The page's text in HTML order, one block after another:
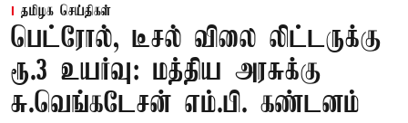
தமிழக செய்திகள்
பெட்ரோல், டீசல் விலை லிட்டருக்கு
ரூ.3 உயர்வு: மத்திய அரசுக்கு
சு.வெங்கடேசன் எம்.பி. கண்டனம்